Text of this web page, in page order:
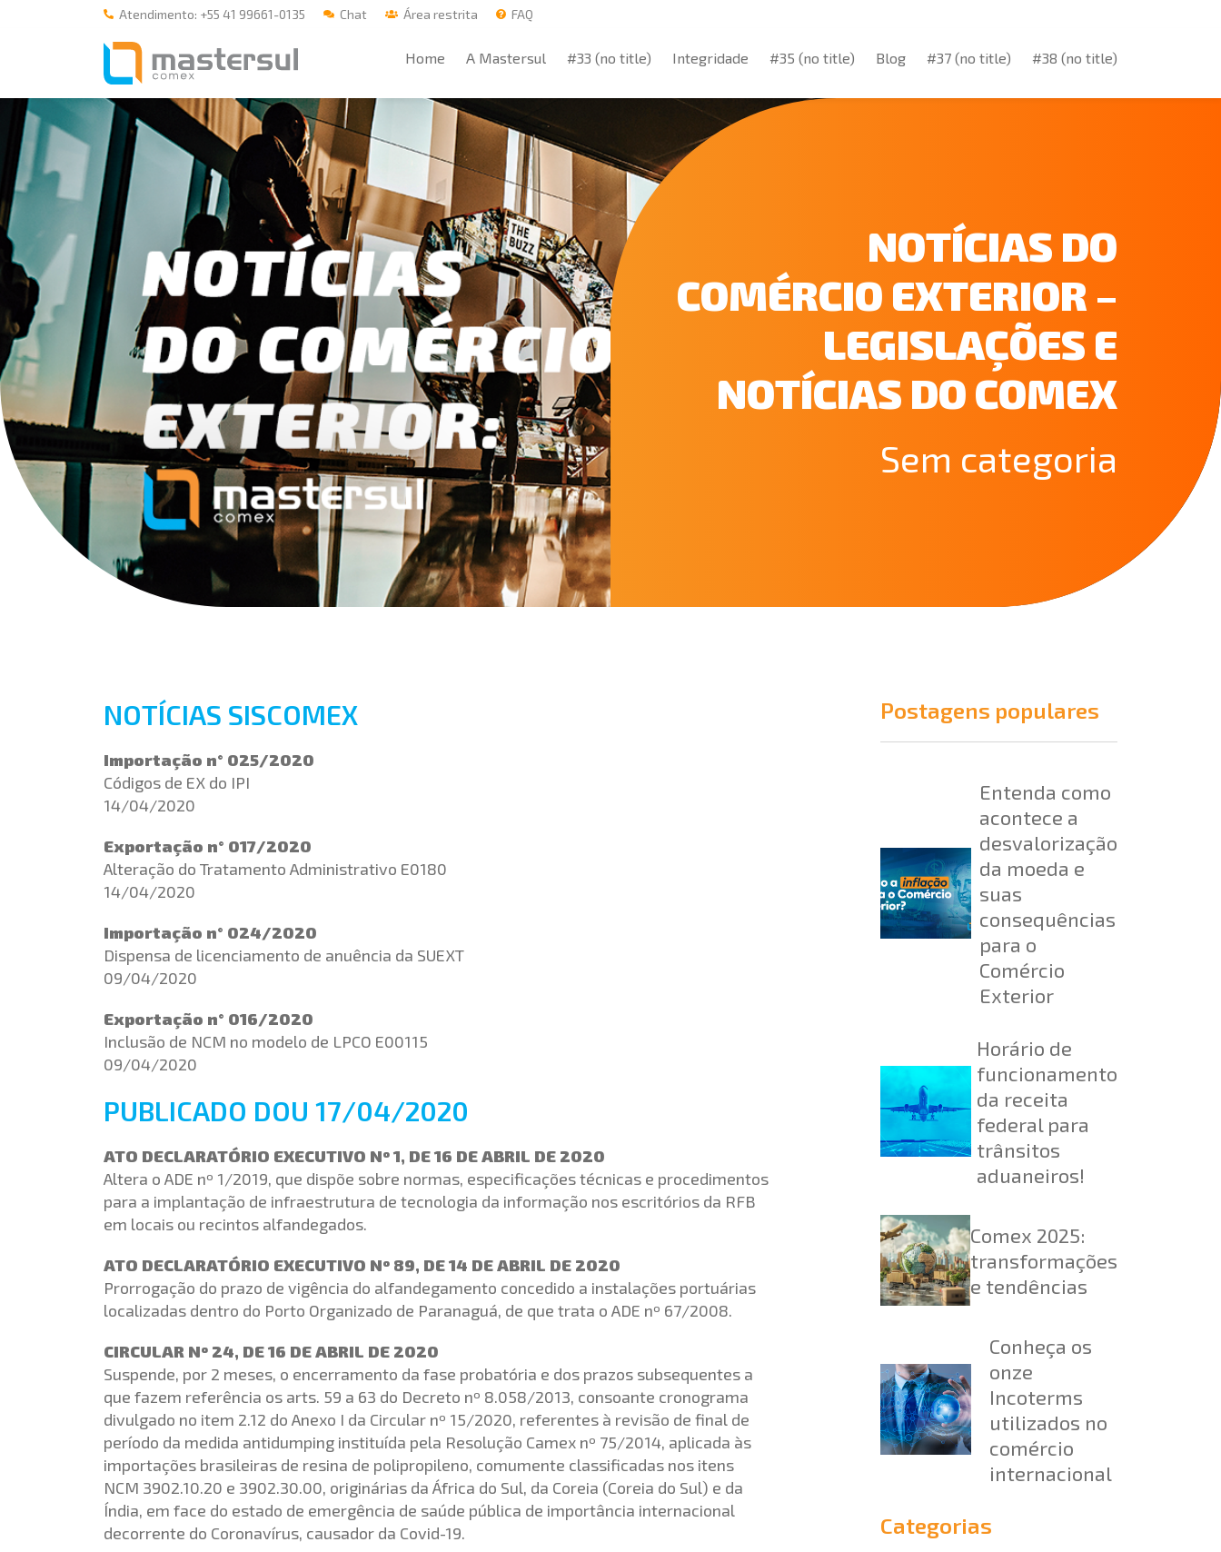
Atendimento: +55 41 99661-0135 Chat Área restrita FAQ
Home A Mastersul #33 (no title) Integridade #35 (no title) Blog #37 (no title) #38 (no title)
Home
A Mastersul
#33 (no title)
Integridade
#35 (no title)
Blog
#37 (no title)
#38 (no title)
NOTÍCIAS DO
COMÉRCIO EXTERIOR –
LEGISLAÇÕES E
NOTÍCIAS DO COMEX
Sem categoria
NOTÍCIAS SISCOMEX
Importação n° 025/2020
Códigos de EX do IPI
14/04/2020
Exportação n° 017/2020
Alteração do Tratamento Administrativo E0180
14/04/2020
Importação n° 024/2020
Dispensa de licenciamento de anuência da SUEXT
09/04/2020
Exportação n° 016/2020
Inclusão de NCM no modelo de LPCO E00115
09/04/2020
PUBLICADO DOU 17/04/2020
ATO DECLARATÓRIO EXECUTIVO Nº 1, DE 16 DE ABRIL DE 2020
Altera o ADE nº 1/2019, que dispõe sobre normas, especificações técnicas e procedimentos
para a implantação de infraestrutura de tecnologia da informação nos escritórios da RFB
em locais ou recintos alfandegados.
ATO DECLARATÓRIO EXECUTIVO Nº 89, DE 14 DE ABRIL DE 2020
Prorrogação do prazo de vigência do alfandegamento concedido a instalações portuárias
localizadas dentro do Porto Organizado de Paranaguá, de que trata o ADE nº 67/2008.
CIRCULAR Nº 24, DE 16 DE ABRIL DE 2020
Suspende, por 2 meses, o encerramento da fase probatória e dos prazos subsequentes a
que fazem referência os arts. 59 a 63 do Decreto nº 8.058/2013, consoante cronograma
divulgado no item 2.12 do Anexo I da Circular nº 15/2020, referentes à revisão de final de
período da medida antidumping instituída pela Resolução Camex nº 75/2014, aplicada às
importações brasileiras de resina de polipropileno, comumente classificadas nos itens
NCM 3902.10.20 e 3902.30.00, originárias da África do Sul, da Coreia (Coreia do Sul) e da
Índia, em face do estado de emergência de saúde pública de importância internacional
decorrente do Coronavírus, causador da Covid-19.
Postagens populares
Entenda como
acontece a
desvalorização
da moeda e
suas
consequências
para o
Comércio
Exterior
Horário de
funcionamento
da receita
federal para
trânsitos
aduaneiros!
Comex 2025:
transformações
e tendências
Conheça os
onze
Incoterms
utilizados no
comércio
internacional
Categorias